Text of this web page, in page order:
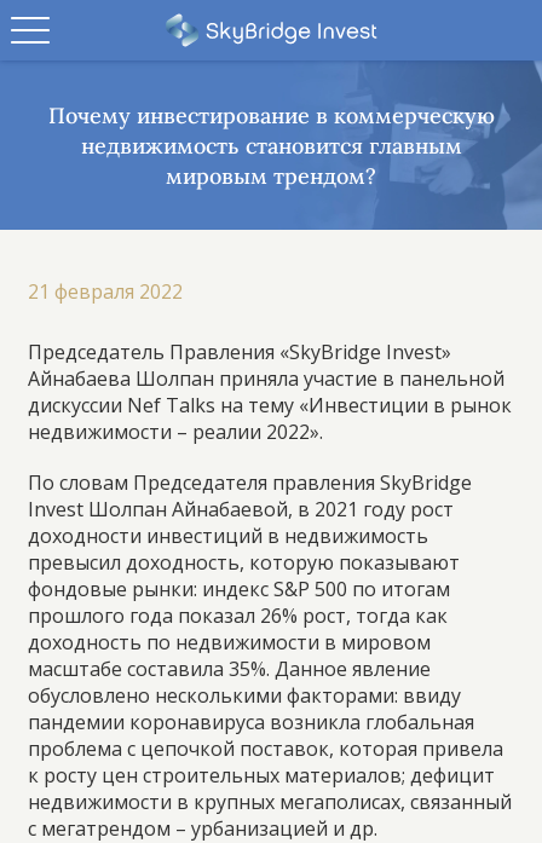
Почему инвестирование в коммерческую
недвижимость становится главным
мировым трендом?
21 февраля 2022
Председатель Правления «SkyBridge Invest»
Айнабаева Шолпан приняла участие в панельной
дискуссии Nef Talks на тему «Инвестиции в рынок
недвижимости – реалии 2022».
По словам Председателя правления SkyBridge
Invest Шолпан Айнабаевой, в 2021 году рост
доходности инвестиций в недвижимость
превысил доходность, которую показывают
фондовые рынки: индекс S&P 500 по итогам
прошлого года показал 26% рост, тогда как
доходность по недвижимости в мировом
масштабе составила 35%. Данное явление
обусловлено несколькими факторами: ввиду
пандемии коронавируса возникла глобальная
проблема с цепочкой поставок, которая привела
к росту цен строительных материалов; дефицит
недвижимости в крупных мегаполисах, связанный
с мегатрендом – урбанизацией и др.